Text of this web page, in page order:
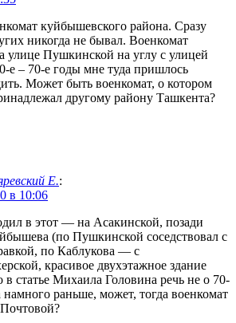
куйбышевского района. Сразу
никогда не бывал. Военкомат
улице Пушкинской на углу с улицей
е – 70-е годы мне туда пришлось
Может быть военкомат, о котором
другому району Ташкента?
Е.:
в 10:06
в этот — на Асакинской, позади
(по Пушкинской соседствовал с
по Каблукова — с
красивое двухэтажное здание
статье Михаила Головина речь не о 70-
намного раньше, может, тогда военкомат